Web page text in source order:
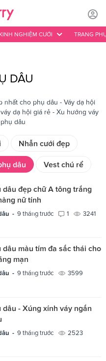
KINH NGHIỆM CƯỚI TRANG
DÂU
nhất cho phụ dâu - Váy dạ hội
dạ hội giá rẻ - Xu hướng váy
dâu
Nhẫn cưới đẹp
dâu Vest chú rể
dâu đẹp chữ A tông trắng
nữ tính
- 9 tháng trước 1 3241
dâu màu tím đa sắc thái cho
mạn
- 9 tháng trước 3599
dâu - Xúng xính váy ngắn
- 9 tháng trước 2523